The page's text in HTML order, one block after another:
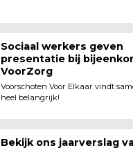
Sociaal werkers geven
presentatie bij
VoorZorg
Voorschoten Voor Elkaar vindt
heel belangrijk!
Bekijk ons jaarverslag